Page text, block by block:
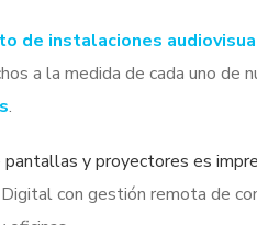
de instalaciones
a la medida de cada uno
.
pantallas y proyectores es
con gestión remota de